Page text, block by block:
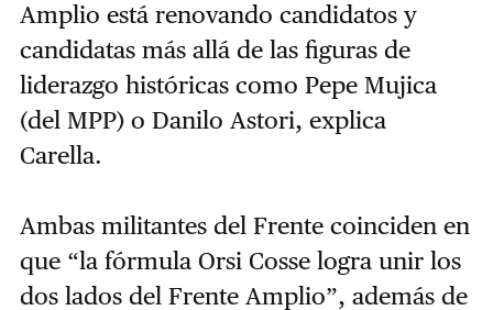
Amplio está renovando candidatos y
candidatas más allá de las figuras de
liderazgo históricas como Pepe Mujica
(del MPP) o Danilo Astori, explica
Carella.
Ambas militantes del Frente coinciden en
que “la fórmula Orsi Cosse logra unir los
dos lados del Frente Amplio”, además de